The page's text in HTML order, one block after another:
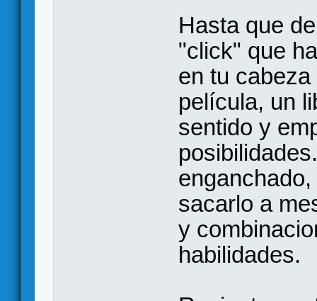
Hasta que
"click" que
en tu
película, un
sentido y
sacarlo a
y
habilidades.